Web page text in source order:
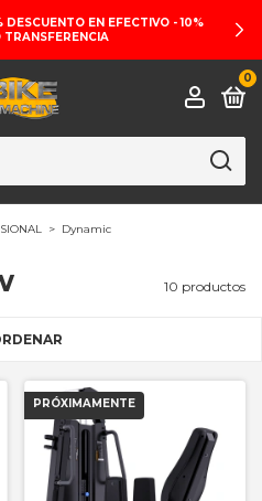
A TODO EL PAÍS
0
> Dynamic
10 productos